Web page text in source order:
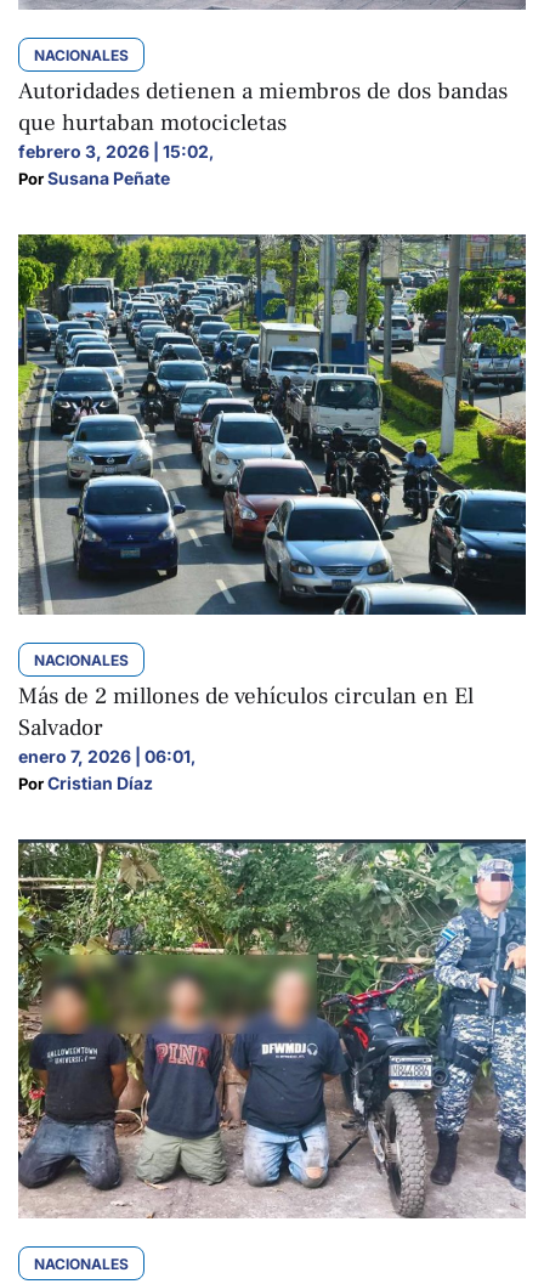
NACIONALES
Autoridades detienen a miembros de dos bandas
que hurtaban motocicletas
febrero 3, 2026 | 15:02,
Por Susana Peñate
NACIONALES
Más de 2 millones de vehículos circulan en El
Salvador
enero 7, 2026 | 06:01,
Por Cristian Díaz
NACIONALES